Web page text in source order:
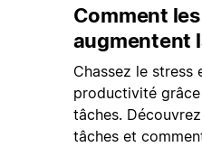
Comment
augmentent
Chassez le stress
productivité
tâches.
tâches et